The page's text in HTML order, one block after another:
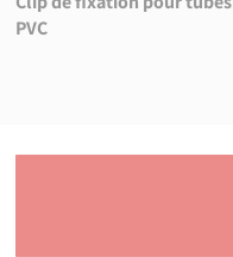
PVC